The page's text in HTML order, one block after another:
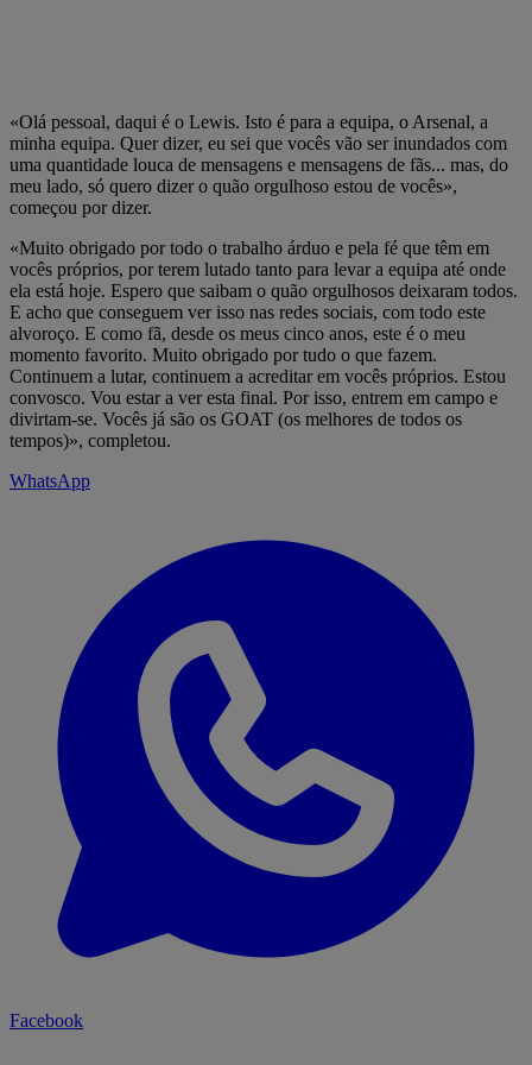
«Olá pessoal, daqui é o Lewis. Isto é para a equipa, o Arsenal, a
minha equipa. Quer dizer, eu sei que vocês vão ser inundados com
uma quantidade louca de mensagens e mensagens de fãs... mas, do
meu lado, só quero dizer o quão orgulhoso estou de vocês»,
começou por dizer.
«Muito obrigado por todo o trabalho árduo e pela fé que têm em
vocês próprios, por terem lutado tanto para levar a equipa até onde
ela está hoje. Espero que saibam o quão orgulhosos deixaram todos.
E acho que conseguem ver isso nas redes sociais, com todo este
alvoroço. E como fã, desde os meus cinco anos, este é o meu
momento favorito. Muito obrigado por tudo o que fazem.
Continuem a lutar, continuem a acreditar em vocês próprios. Estou
convosco. Vou estar a ver esta final. Por isso, entrem em campo e
divirtam-se. Vocês já são os GOAT (os melhores de todos os
tempos)», completou.
WhatsApp
Facebook